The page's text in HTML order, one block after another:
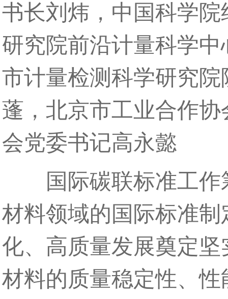
书长刘炜，中国科学
研究院前沿计量科学
市计量检测科学研究
蓬，北京市工业合作
会党委书记高永懿
国际碳联标准工作
材料领域的国际标准
化、高质量发展奠定
材料的质量稳定性、